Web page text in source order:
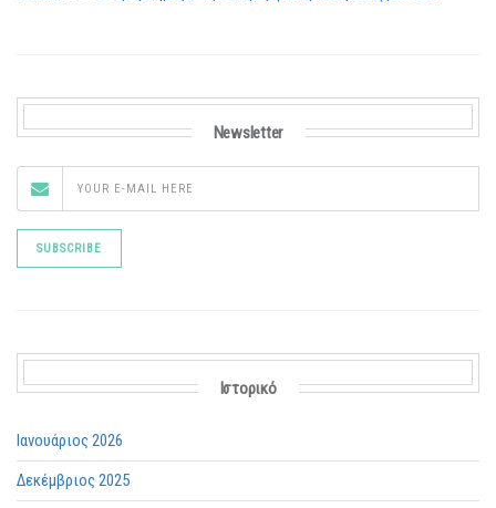
Newsletter
Ιστορικό
Ιανουάριος 2026
Δεκέμβριος 2025